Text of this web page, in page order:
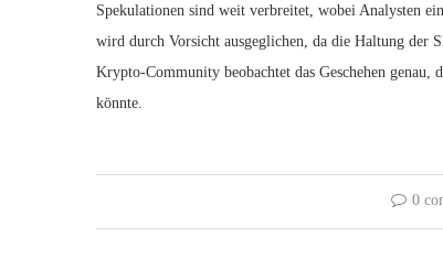
Spekulationen sind weit verbreitet, wobei Analysten
wird durch Vorsicht ausgeglichen, da die Haltung der
Krypto-Community beobachtet das Geschehen
könnte.
0